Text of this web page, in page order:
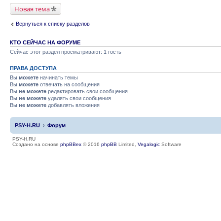
Новая тема
Вернуться к списку разделов
КТО СЕЙЧАС НА ФОРУМЕ
Сейчас этот раздел просматривают: 1 гость
ПРАВА ДОСТУПА
Вы можете начинать темы
Вы можете отвечать на сообщения
Вы не можете редактировать свои сообщения
Вы не можете удалять свои сообщения
Вы не можете добавлять вложения
PSY-H.RU Форум
PSY-H.RU
Создано на основе phpBBex © 2016 phpBB Limited, Vegalogic Software